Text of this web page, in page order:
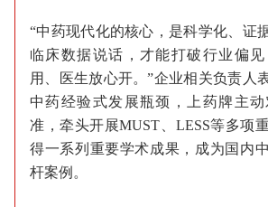
“中药现代化的核心，是科学化、证
临床数据说话，才能打破行业偏
用、医生放心开。”企业相关负责人
中药经验式发展瓶颈，上药牌主
准，牵头开展MUST、LESS等多项
得一系列重要学术成果，成为国内
杆案例。